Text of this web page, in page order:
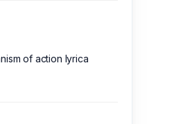
of action lyrica